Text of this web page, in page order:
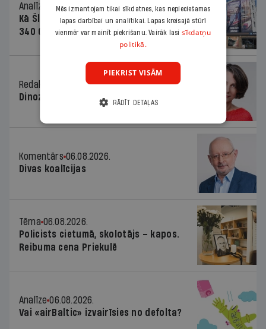
Analīze
06.08.2026.
Kā Šlesera partija palika nesodīta par
340 000 vērtu reklāmas kampaņu
Redaktores sleja
06.08.2026.
Dinozaura triks
Komentārs 06.08.2026.
Divas koalīcijas
Tēma 06.08.2026.
Policists cietumā, skolotājs – kapos.
Reibuma cena Priekulē
Analīze 06.08.2026.
Vai «airBaltic» izvairīsies no defolta?
Mēs izmantojam tikai sīkdatnes, kas nepieciešamas
lapas darbībai un analītikai. Lapas kreisajā stūrī
vienmēr var mainīt piekrišanu. Vairāk lasi sīkdatņu
politikā.
PIEKRIST VISĀM
RĀDĪT DETAĻAS